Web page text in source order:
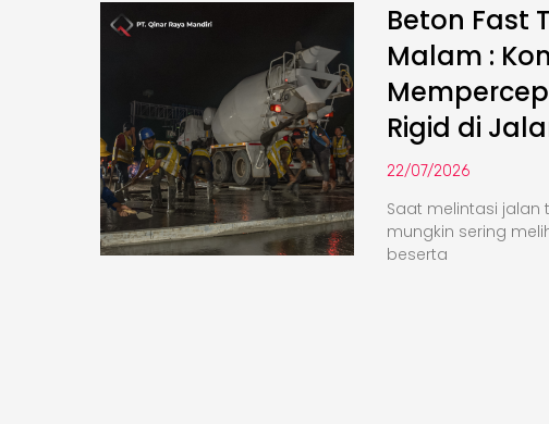
Beton Fast
Malam :
Rigid di
22/07/2026
Saat melintasi
mungkin sering
beserta